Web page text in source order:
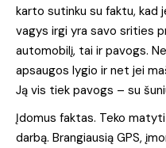
karto sutinku su faktu, kad
vagys irgi yra savo srities
automobilį, tai ir pavogs.
apsaugos lygio ir net jei
Ją vis tiek pavogs – su
Įdomus faktas. Teko
darbą. Brangiausią GPS,